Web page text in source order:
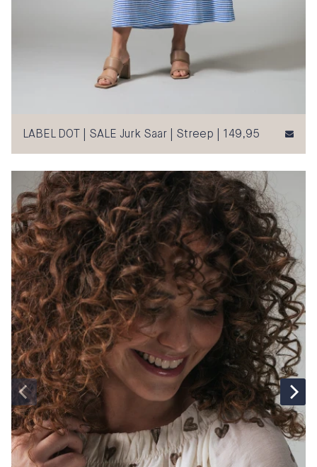
LABEL DOT | SALE Jurk Saar | Streep | 149,95